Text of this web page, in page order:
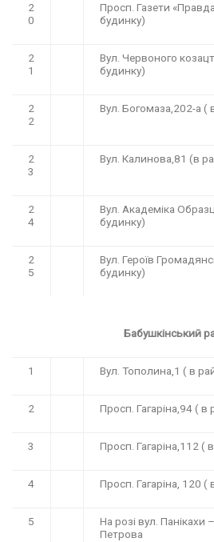
2
0
Просп. Газети
будинку)
2
1
Вул. Червоного
будинку)
2
2
Вул. Богомаза,202-а (
2
3
Вул. Калинова,81 (в
2
4
Вул. Академіка
будинку)
2
5
Вул. Героїв
будинку)
Бабушкінський
1 Вул. Тополина,1 ( в
2 Просп. Гагаріна,94 ( в
3 Просп. Гагаріна,112 (
4 Просп. Гагаріна, 120 (
5
На розі вул. Панікахи
Петрова